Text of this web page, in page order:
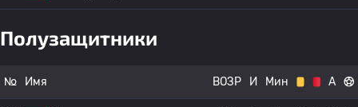
Полузащитники
№ Имя ВОЗР И Мин А